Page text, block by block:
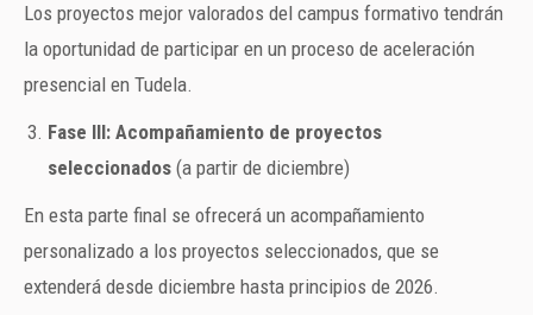
Los proyectos mejor valorados del campus formativo tendrán
la oportunidad de participar en un proceso de aceleración
presencial en Tudela.
Fase III: Acompañamiento de proyectos
seleccionados (a partir de diciembre)
En esta parte final se ofrecerá un acompañamiento
personalizado a los proyectos seleccionados, que se
extenderá desde diciembre hasta principios de 2026.